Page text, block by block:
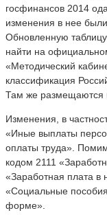
госфинансов 2014
изменения в нее
Обновленную
найти на
«Методический
классификация
Там же размещаются
Изменения, в
«Иные выплаты
оплаты труда».
кодом 2111
«Заработная плата в
«Социальные
форме».